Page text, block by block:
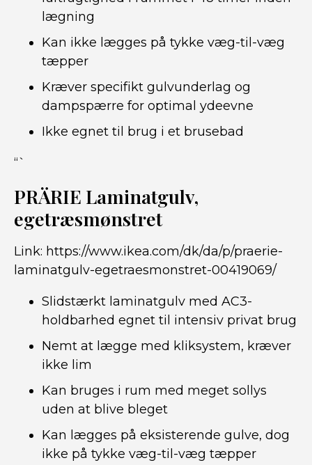
lægning
Kan ikke lægges på tykke væg-til-væg
tæpper
Kræver specifikt gulvunderlag og
dampspærre for optimal ydeevne
Ikke egnet til brug i et brusebad
“`
PRÄRIE Laminatgulv,
egetræsmønstret
Link: https://www.ikea.com/dk/da/p/praerie-
laminatgulv-egetraesmonstret-00419069/
Slidstærkt laminatgulv med AC3-
holdbarhed egnet til intensiv privat brug
Nemt at lægge med kliksystem, kræver
ikke lim
Kan bruges i rum med meget sollys
uden at blive bleget
Kan lægges på eksisterende gulve, dog
ikke på tykke væg-til-væg tæpper